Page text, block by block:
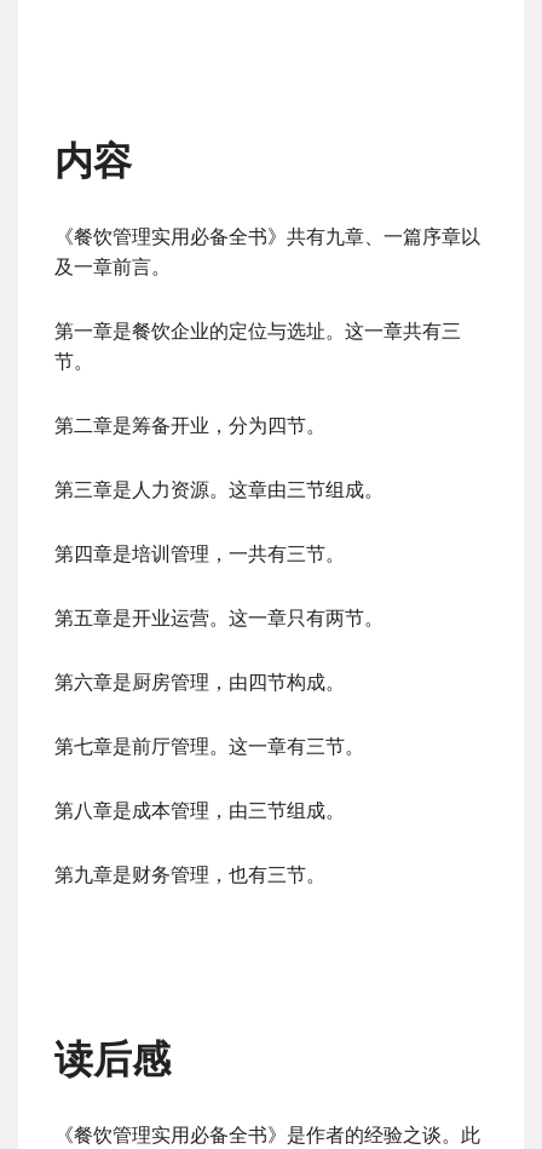
内容
《餐饮管理实用必备全书》共有九章、一篇序章以
及一章前言。
第一章是餐饮企业的定位与选址。这一章共有三
节。
第二章是筹备开业，分为四节。
第三章是人力资源。这章由三节组成。
第四章是培训管理，一共有三节。
第五章是开业运营。这一章只有两节。
第六章是厨房管理，由四节构成。
第七章是前厅管理。这一章有三节。
第八章是成本管理，由三节组成。
第九章是财务管理，也有三节。
读后感
《餐饮管理实用必备全书》是作者的经验之谈。此